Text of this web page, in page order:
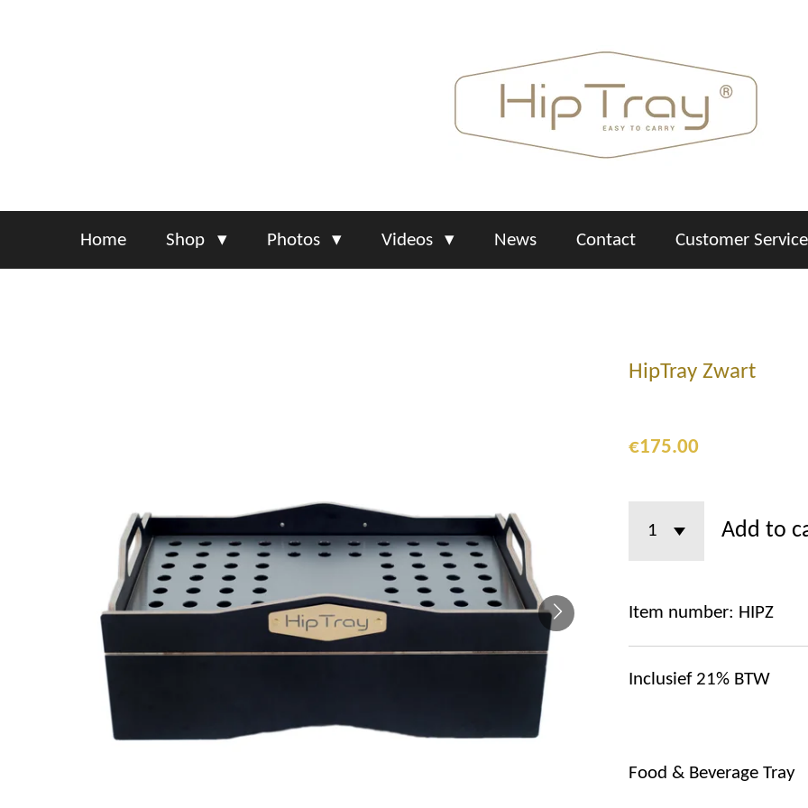
Home Shop Photos Videos News Contact Customer
HipTray Zwart
€175.00
Add to
Item number: HIPZ
Inclusief 21% BTW
Food & Beverage Tray